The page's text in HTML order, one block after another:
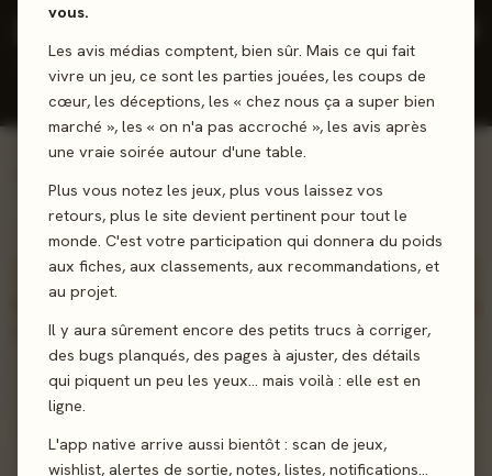
vous.
Les avis médias comptent, bien sûr. Mais ce qui fait
vivre un jeu, ce sont les parties jouées, les coups de
cœur, les déceptions, les « chez nous ça a super bien
marché », les « on n'a pas accroché », les avis après
une vraie soirée autour d'une table.
Plus vous notez les jeux, plus vous laissez vos
retours, plus le site devient pertinent pour tout le
monde. C'est votre participation qui donnera du poids
aux fiches, aux classements, aux recommandations, et
au projet.
Il y aura sûrement encore des petits trucs à corriger,
des bugs planqués, des pages à ajuster, des détails
qui piquent un peu les yeux… mais voilà : elle est en
ligne.
L'app native arrive aussi bientôt : scan de jeux,
wishlist, alertes de sortie, notes, listes, notifications…
29
RÉFÉRENCÉS
REVIEWS
PRESSE
NOTE
JOUEURS
MOY.
DERNIÈRE
SORTIE
Jeux signature
Red Notice